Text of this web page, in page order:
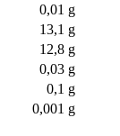
0,01 g
13,1 g
12,8 g
0,03 g
0,1 g
0,001 g